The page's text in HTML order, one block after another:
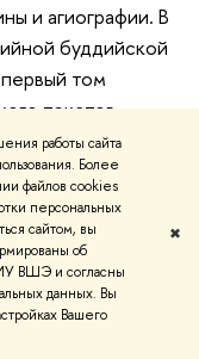
работы сайта
Более
файлов cookies
персональных
сайтом, вы
об
ВШЭ и согласны
данных. Вы
Вашего
✖
и агиографии. В
буддийской
том
текстов
махаяны,
журналах и
включают
и
словесности, а